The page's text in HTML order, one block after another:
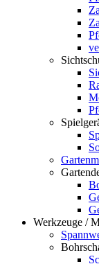
Werkzeuge /